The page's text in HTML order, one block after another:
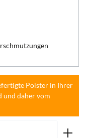
Polster in Ihrer
und daher vom
Wert ein oder